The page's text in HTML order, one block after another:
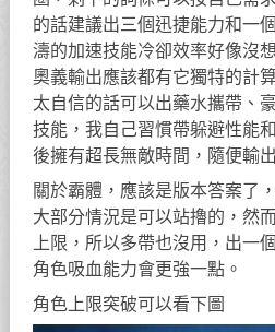
的話建議出三個迅捷能力和一
濤的加速技能冷卻效率好像沒
奧義輸出應該都有它獨特的計
太自信的話可以出藥水攜帶、
技能，我自己習慣帶躲避性能
後擁有超長無敵時間，隨便輸
關於霸體，應該是版本答案了
大部分情況是可以站擼的，然
上限，所以多帶也沒用，出一
角色吸血能力會更強一點。
角色上限突破可以看下圖